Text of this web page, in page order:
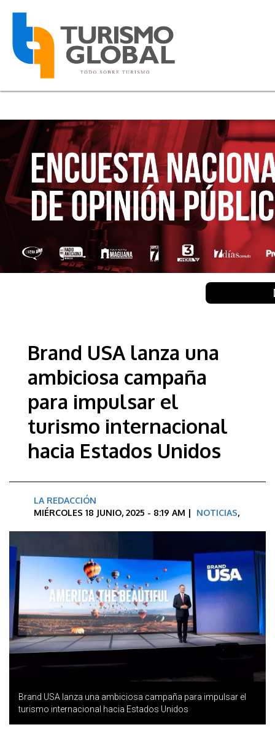
Brand USA lanza una
ambiciosa campaña
para impulsar el
turismo internacional
hacia Estados Unidos
LA REDACCIÓN
MIÉRCOLES 18 JUNIO, 2025 - 8:19 AM | NOTICIAS,
Brand USA lanza una ambiciosa campaña para impulsar el
turismo internacional hacia Estados Unidos